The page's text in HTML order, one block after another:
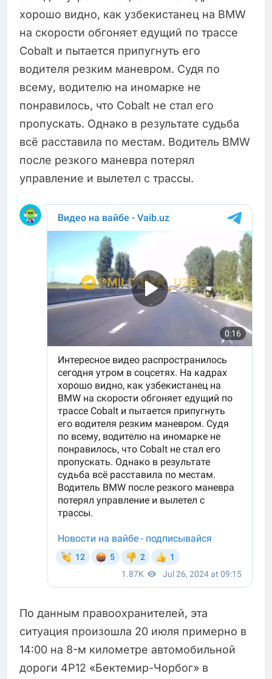
хорошо видно, как узбекистанец на BMW
на скорости обгоняет едущий по трассе
Cobalt и пытается припугнуть его
водителя резким маневром. Судя по
всему, водителю на иномарке не
понравилось, что Cobalt не стал его
пропускать. Однако в результате судьба
всё расставила по местам. Водитель BMW
после резкого маневра потерял
управление и вылетел с трассы.
По данным правоохранителей, эта
ситуация произошла 20 июля примерно в
14:00 на 8-м километре автомобильной
дороги 4Р12 «Бектемир-Чорбог» в